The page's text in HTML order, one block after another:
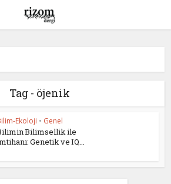
Tag - öjenik
Ekoloji • Genel
Bilimsellik ile
Genetik ve IQ...